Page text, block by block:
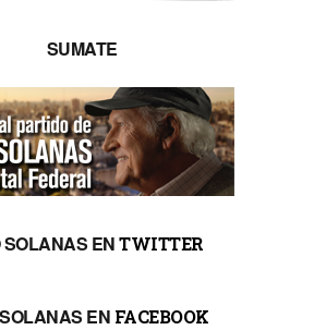
SUMATE
SOLANAS ENTWITTER
EN FACEBOOK